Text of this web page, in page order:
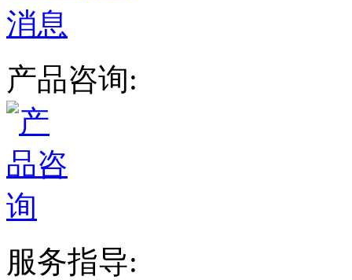
产品咨询:
服务指导: